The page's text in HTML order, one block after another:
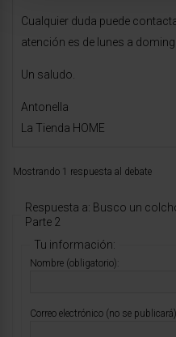
Cualquier duda puede
atención es de lunes a
Un saludo.
Antonella
La Tienda HOME
Mostrando 1 respuesta al debate
Respuesta a: Busco un
Parte 2
Tu información:
Nombre (obligatorio):
Correo electrónico (no se